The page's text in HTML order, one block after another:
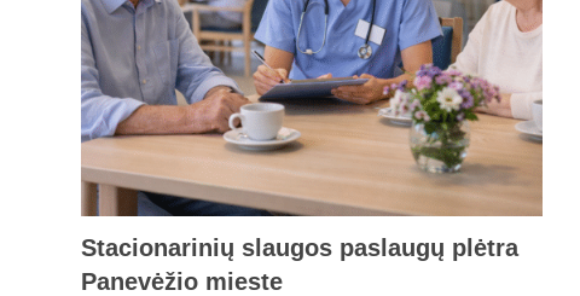
Stacionarinių slaugos paslaugų plėtra
Panevėžio mieste